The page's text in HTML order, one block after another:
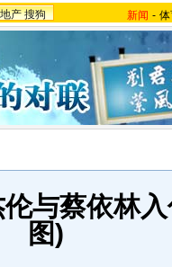
产 搜狗 新闻 -
与蔡依林
图)